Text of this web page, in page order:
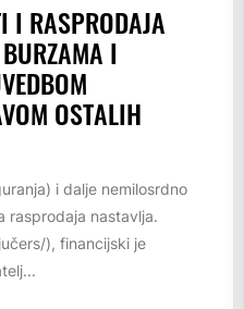
I RASPRODAJA
I
OSTALIH
i dalje nemilosrdno
rasprodaja nastavlja.
), financijski je